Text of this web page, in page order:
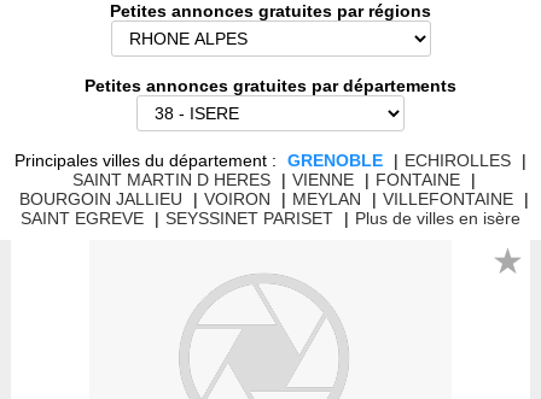
Petites annonces gratuites par régions
Petites annonces gratuites par départements
Principales villes du département : GRENOBLE | ECHIROLLES
|
SAINT MARTIN D HERES
| VIENNE | FONTAINE
|
BOURGOIN JALLIEU
| VOIRON | MEYLAN | VILLEFONTAINE
|
SAINT EGREVE
| SEYSSINET PARISET | Plus de villes en isère
★